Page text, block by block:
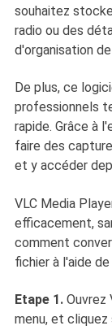
souhaitez
radio ou des
d'organisation
De plus, ce
professionnels
rapide. Grâce à
faire des
et y accéder
VLC Media
efficacement,
comment
fichier à l'aide de
Etape 1. Ouvrez
menu, et cliquez